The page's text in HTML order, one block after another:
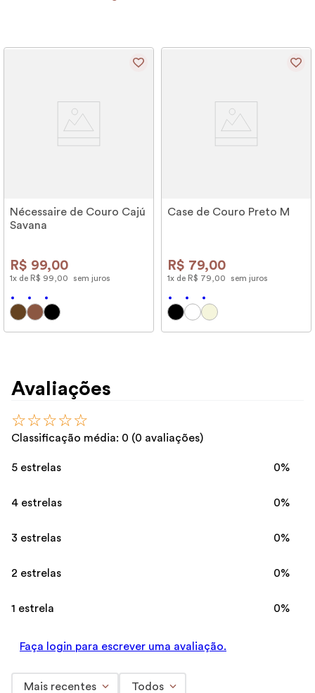
Nécessaire de Couro Cajú
Savana
R$ 99,00
1x de R$ 99 00 sem juros
Case de Couro Preto M
R$ 79,00
1x de R$ 79 00 sem juros
Avaliações
☆☆☆☆☆
Classificação média: 0 (0 avaliações)
5 estrelas 0%
4 estrelas 0%
3 estrelas 0%
2 estrelas 0%
1 estrela 0%
Faça login para escrever uma avaliação.
Mais recentes Todos